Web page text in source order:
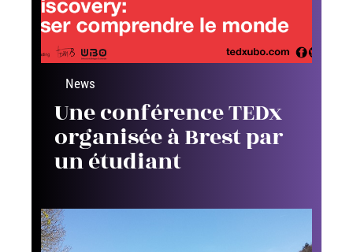
News
Une conférence TEDx
organisée à Brest par
un étudiant